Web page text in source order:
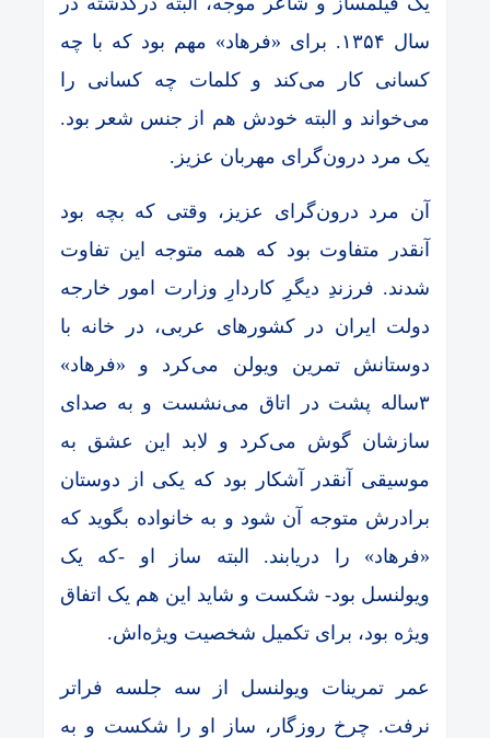
سال ۱۳۵۴. برای «فرهاد» مهم بود که با چه
کسانی کار می‌کند و کلمات چه کسانی را
می‌خواند و البته خودش هم از جنس شعر بود.
یک مرد درون‌گرای مهربان عزیز.
آن مرد درون‌گرای عزیز، وقتی که بچه بود
آنقدر متفاوت بود که همه متوجه این تفاوت
شدند. فرزندِ دیگرِ کاردارِ وزارت امور خارجه
دولت ایران در کشورهای عربی، در خانه با
دوستانش تمرین ویولن می‌کرد و «فرهاد»
۳ساله پشت در اتاق می‌نشست و به صدای
سازشان گوش می‌کرد و لابد این عشق به
موسیقی آنقدر آشکار بود که یکی از دوستان
برادرش متوجه آن شود و به خانواده بگوید که
«فرهاد» را در‌یابند. البته ساز او -که یک
ویولنسل بود- شکست و شاید این هم یک اتفاق
ویژه بود، برای تکمیل شخصیت ویژه‌اش.
عمر تمرینات ویولنسل از سه جلسه فراتر
نرفت. چرخ روزگار، ساز او را شکست و به